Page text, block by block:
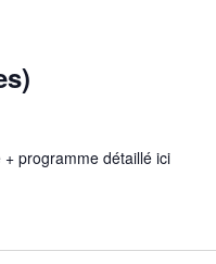
programme détaillé ici